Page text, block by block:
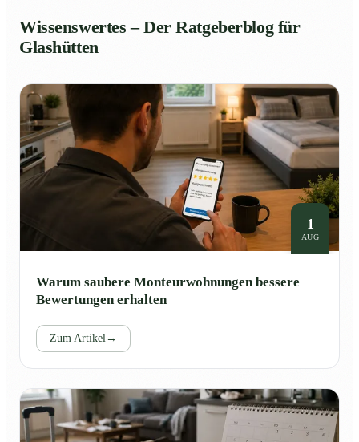
Wissenswertes – Der Ratgeberblog für
Glashütten
1
AUG
Warum saubere Monteurwohnungen bessere
Bewertungen erhalten
Zum Artikel→